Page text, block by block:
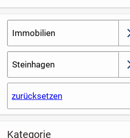
Immobilien
Steinhagen
zurücksetzen
Voll vermietetes
Mehrfamilienhaus in
attraktiver Lage von
49477 Ibbenbüren
Wohnen &
Vermieten
einem
32825
Kategorie